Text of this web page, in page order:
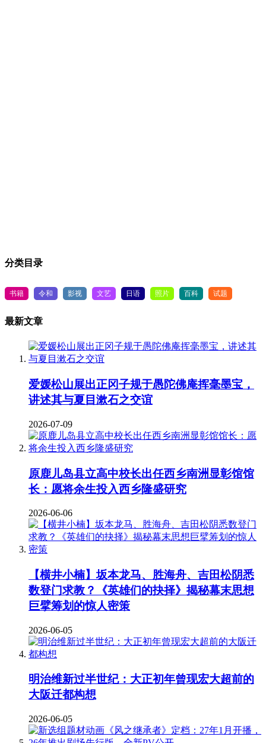
分类目录
书籍 令和 影视 文艺 日语 照片 百科 试题
最新文章
爱媛松山展出正冈子规于愚陀佛庵挥毫墨宝，
讲述其与夏目漱石之交谊
2026-07-09
原鹿儿岛县立高中校长出任西乡南洲显彰馆馆
长：愿将余生投入西乡隆盛研究
2026-06-06
【横井小楠】坂本龙马、胜海舟、吉田松阴悉
数登门求教？《英雄们的抉择》揭秘幕末思想
巨擘筹划的惊人密策
2026-06-05
明治维新过半世纪：大正初年曾现宏大超前的
大阪迁都构想
2026-06-05